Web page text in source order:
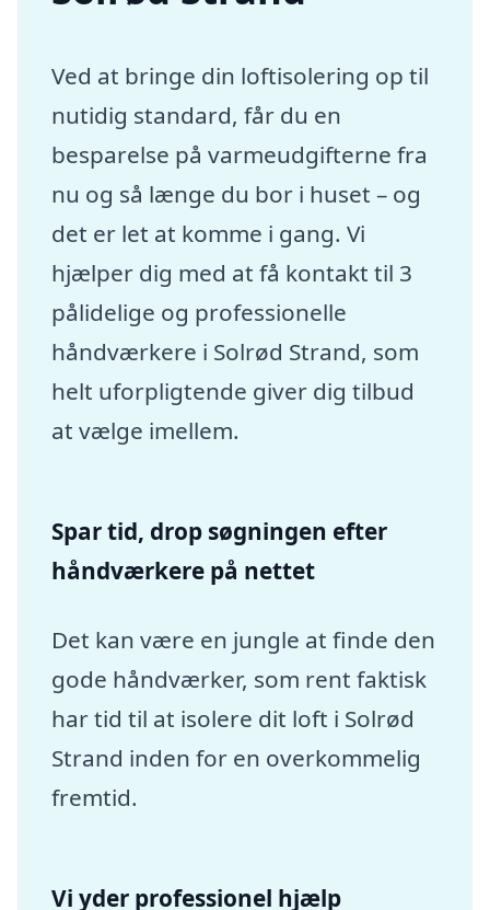
Ved at bringe din loftisolering op til
nutidig standard, får du en
besparelse på varmeudgifterne fra
nu og så længe du bor i huset – og
det er let at komme i gang. Vi
hjælper dig med at få kontakt til 3
pålidelige og professionelle
håndværkere i Solrød Strand, som
helt uforpligtende giver dig tilbud
at vælge imellem.
Spar tid, drop søgningen efter
håndværkere på nettet
Det kan være en jungle at finde den
gode håndværker, som rent faktisk
har tid til at isolere dit loft i Solrød
Strand inden for en overkommelig
fremtid.
Vi yder professionel hjælp